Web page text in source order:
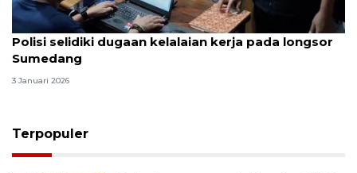
Polisi selidiki dugaan kelalaian kerja pada longsor
Sumedang
3 Januari 2026
Terpopuler